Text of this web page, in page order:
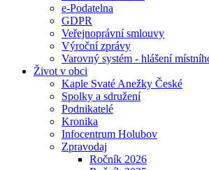
e-Podatelna
GDPR
Veřejnoprávní smlouvy
Výroční zprávy
Varovný systém - hlášení
Život v obci
Kaple Svaté Anežky České
Spolky a sdružení
Podnikatelé
Kronika
Infocentrum Holubov
Zpravodaj
Ročník 2026